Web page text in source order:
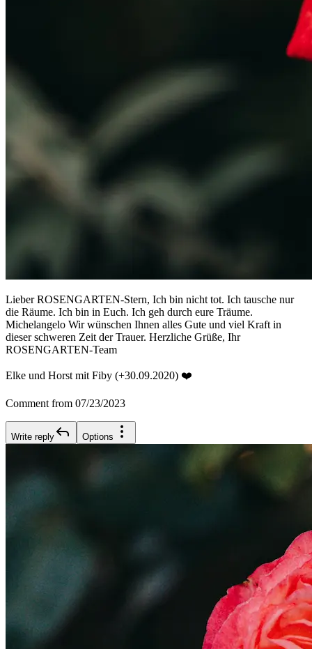
Lieber ROSENGARTEN-Stern, Ich bin nicht tot. Ich tausche nur
die Räume. Ich bin in Euch. Ich geh durch eure Träume.
Michelangelo Wir wünschen Ihnen alles Gute und viel Kraft in
dieser schweren Zeit der Trauer. Herzliche Grüße, Ihr
ROSENGARTEN-Team
Elke und Horst mit Fiby (+30.09.2020) ❤️
Comment from 07/23/2023
Write reply Options